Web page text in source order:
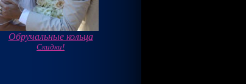
Обручальные кольца
Скидки!